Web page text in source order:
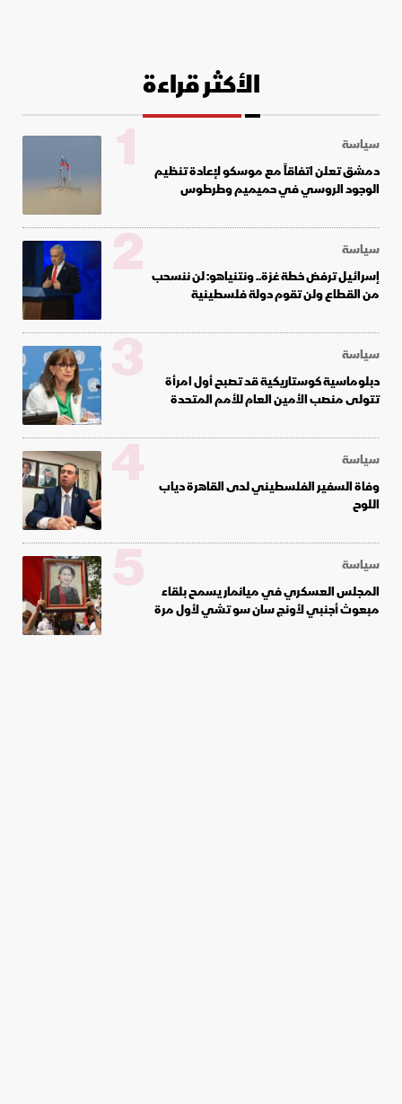
الأكثر قراءة
سياسة
دمشق تعلن اتفاقاً مع موسكو لإعادة تنظيم
الوجود الروسي في حميميم وطرطوس
1
سياسة
إسرائيل ترفض خطة غزة.. ونتنياهو: لن ننسحب
من القطاع ولن تقوم دولة فلسطينية
2
سياسة
دبلوماسية كوستاريكية قد تصبح أول امرأة
تتولى منصب الأمين العام للأمم المتحدة
3
سياسة
وفاة السفير الفلسطيني لدى القاهرة دياب
اللوح
4
سياسة
المجلس العسكري في ميانمار يسمح بلقاء
مبعوث أجنبي لأونج سان سو تشي لأول مرة 5